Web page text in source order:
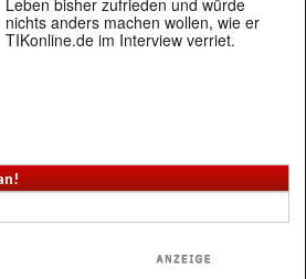
Leben bisher zufrieden und würde
nichts anders machen wollen, wie er
TIKonline.de im Interview verriet.